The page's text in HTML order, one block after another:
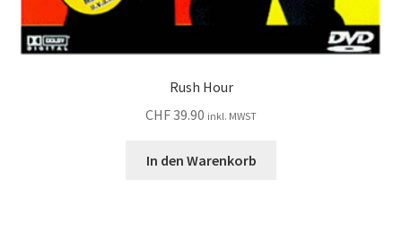
Rush Hour
CHF39.90 inkl. MWST
In den Warenkorb